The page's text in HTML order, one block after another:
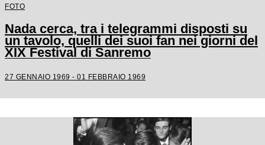
FOTO
Nada cerca, tra i telegrammi disposti su
un tavolo, quelli dei suoi fan nei giorni del
XIX Festival di Sanremo
27 GENNAIO 1969 - 01 FEBBRAIO 1969